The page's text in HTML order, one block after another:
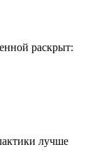
раскрыт:
лучше